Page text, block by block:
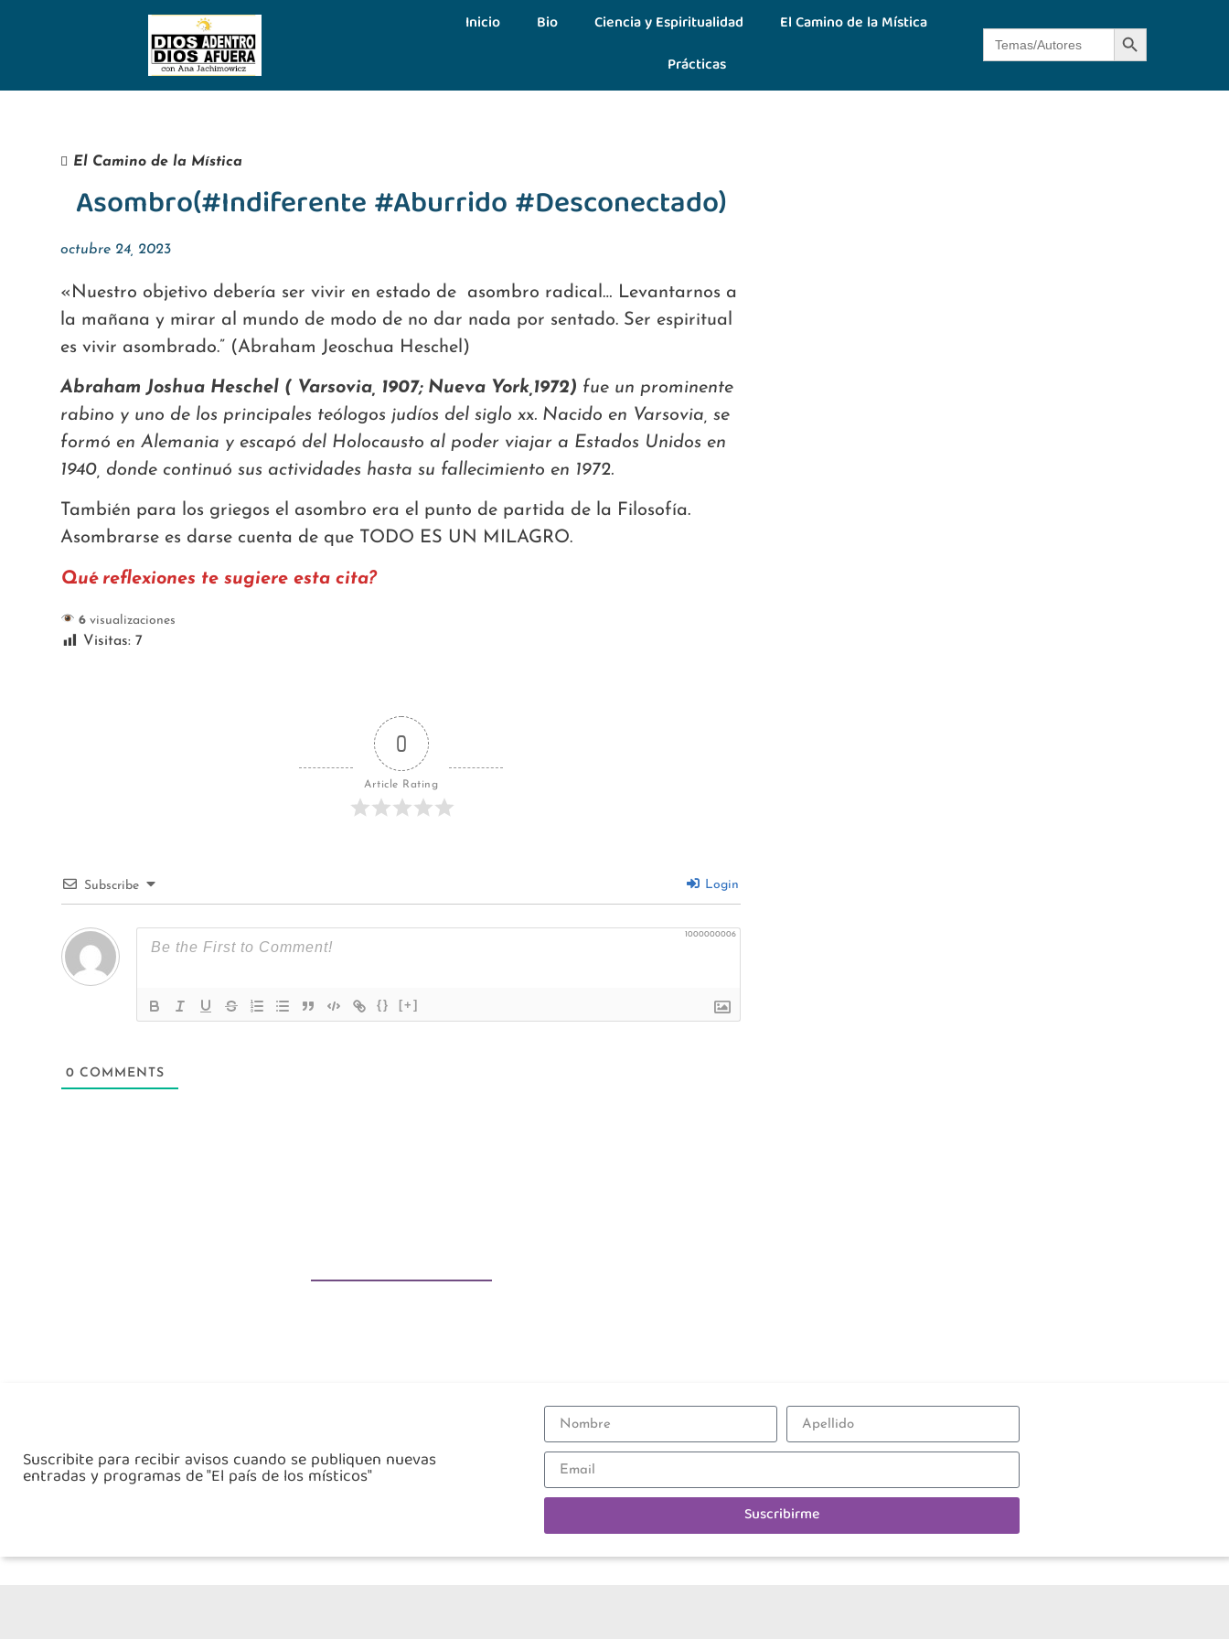
Inicio Bio Ciencia y Espiritualidad
El Camino de la Mística
Prácticas
Botón de
El Camino de la Mística
Asombro(#Indiferente #Aburrido #Desconectado)
octubre 24, 2023
«Nuestro objetivo debería ser vivir en estado de asombro radical… Levantarnos a
la mañana y mirar al mundo de modo de no dar nada por sentado. Ser espiritual
es vivir asombrado.” (Abraham Jeoschua Heschel)
Abraham Joshua Heschel ( Varsovia, 1907; Nueva York,1972) fue un prominente
rabino y uno de los principales teólogos judíos del siglo xx. Nacido en Varsovia, se
formó en Alemania y escapó del Holocausto al poder viajar a Estados Unidos en
1940, donde continuó sus actividades hasta su fallecimiento en 1972.
También para los griegos el asombro era el punto de partida de la Filosofía.
Asombrarse es darse cuenta de que TODO ES UN MILAGRO.
Qué reflexiones te sugiere esta cita?
6visualizaciones
Visitas: 7
0
Article Rating
Subscribe Login
1000000006
{} [+]
0 COMMENTS
Suscribite para recibir avisos cuando se publiquen nuevas
entradas y programas de "El país de los místicos"
Suscribirme